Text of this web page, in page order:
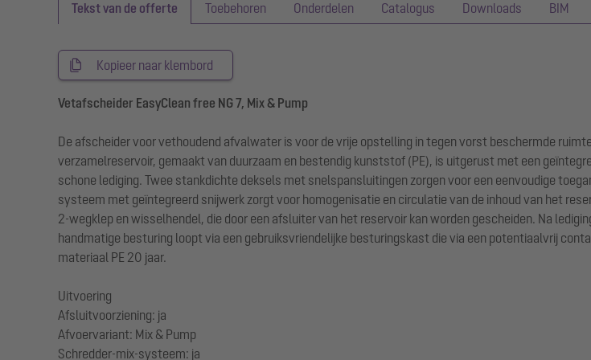
Tekst van de offerte Toebehoren Onderdelen Catalogus Downloads BIM
Kopieer naar klembord
Vetafscheider EasyClean free NG 7, Mix & Pump
De afscheider voor vethoudend afvalwater is voor de vrije opstelling in tegen vorst beschermde
verzamelreservoir, gemaakt van duurzaam en bestendig kunststof (PE), is uitgerust met een
schone lediging. Twee stankdichte deksels met snelspansluitingen zorgen voor een eenvoudige
systeem met geïntegreerd snijwerk zorgt voor homogenisatie en circulatie van de inhoud van het
2-wegklep en wisselhendel, die door een afsluiter van het reservoir kan worden gescheiden. Na
handmatige besturing loopt via een gebruiksvriendelijke besturingskast die via een potentiaalvrij
materiaal PE 20 jaar.
Uitvoering
Afsluitvoorziening: ja
Afvoervariant: Mix & Pump
Schredder-mix-systeem: ja